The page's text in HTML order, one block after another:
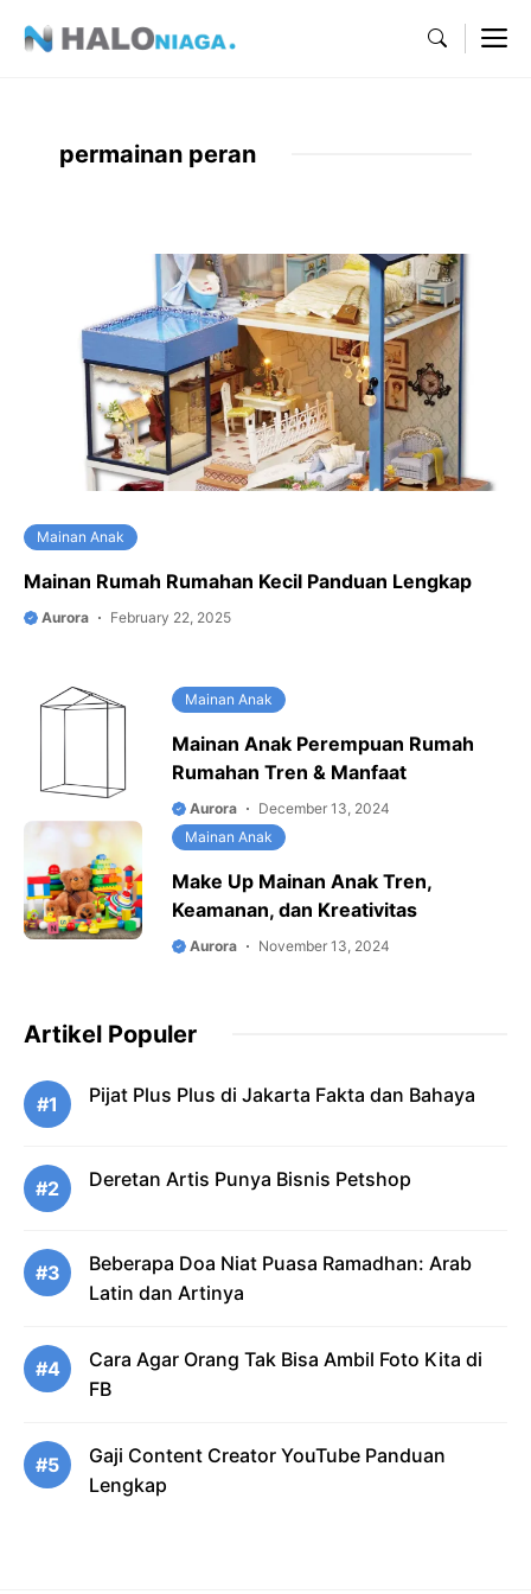
permainan peran
Mainan Anak
Mainan Rumah Rumahan Kecil Panduan Lengkap
Aurora February 22, 2025
Mainan Anak
Mainan Anak Perempuan Rumah
Rumahan Tren & Manfaat
Aurora
December 13, 2024
Mainan Anak
Make Up Mainan Anak Tren,
Keamanan, dan Kreativitas
Aurora November 13, 2024
Artikel Populer
#1 Pijat Plus Plus di Jakarta Fakta dan Bahaya
#2 Deretan Artis Punya Bisnis Petshop
#3
Beberapa Doa Niat Puasa Ramadhan: Arab
Latin dan Artinya
#4
Cara Agar Orang Tak Bisa Ambil Foto Kita di
FB
#5
Gaji Content Creator YouTube Panduan
Lengkap